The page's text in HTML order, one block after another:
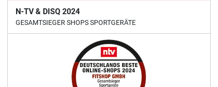
N-TV & DISQ 2024
GESAMTSIEGER SHOPS SPORTGERÄTE